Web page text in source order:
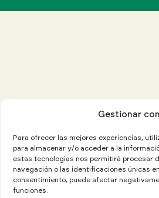
Gestionar
Para ofrecer las mejores experiencias,
para almacenar y/o acceder a la
estas tecnologías nos permitirá procesar
navegación o las identificaciones únicas
consentimiento, puede afectar
funciones.